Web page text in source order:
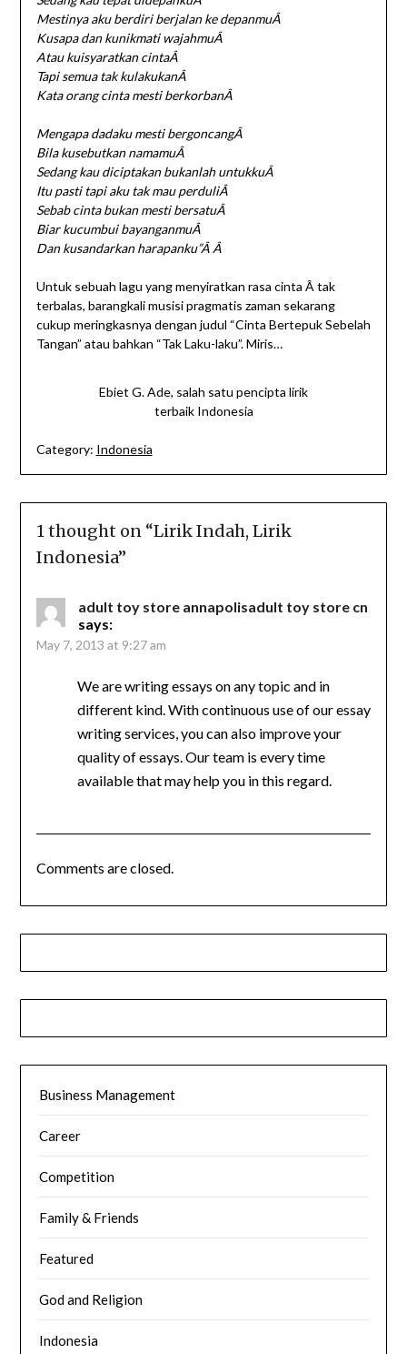
Mestinya aku berdiri berjalan ke depanmuÂ
Kusapa dan kunikmati wajahmuÂ
Atau kuisyaratkan cintaÂ
Tapi semua tak kulakukanÂ
Kata orang cinta mesti berkorbanÂ
Mengapa dadaku mesti bergoncangÂ
Bila kusebutkan namamuÂ
Sedang kau diciptakan bukanlah untukkuÂ
Itu pasti tapi aku tak mau perduliÂ
Sebab cinta bukan mesti bersatuÂ
Biar kucumbui bayanganmuÂ
Dan kusandarkan harapanku”Â Â
Untuk sebuah lagu yang menyiratkan rasa cinta Â tak
terbalas, barangkali musisi pragmatis zaman sekarang
cukup meringkasnya dengan judul “Cinta Bertepuk Sebelah
Tangan” atau bahkan “Tak Laku-laku”. Miris…
Ebiet G. Ade, salah satu pencipta lirik
terbaik Indonesia
Category: Indonesia
1 thought on “Lirik Indah, Lirik
Indonesia”
adult toy store annapolisadult toy store cn
says:
May 7, 2013 at 9:27 am
We are writing essays on any topic and in
different kind. With continuous use of our essay
writing services, you can also improve your
quality of essays. Our team is every time
available that may help you in this regard.
Comments are closed.
Business Management
Career
Competition
Family & Friends
Featured
God and Religion
Indonesia